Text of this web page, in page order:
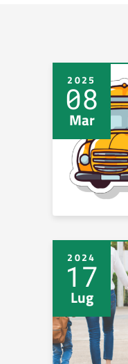
2025
08
Mar
2024
17
Lug